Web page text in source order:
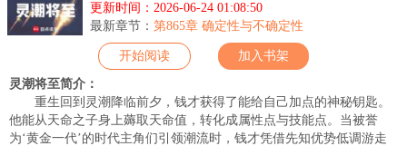
更新时间：2026-06-24 01:08:50
最新章节： 第865章 确定性与不确定性
开始阅读 加入书架
灵潮将至简介：
重生回到灵潮降临前夕，钱才获得了能给自己加点的神秘钥匙。
他能从天命之子身上薅取天命值，转化成属性点与技能点。当被誉
为‘黄金一代’的时代主角们引领潮流时，钱才凭借先知优势低调游走